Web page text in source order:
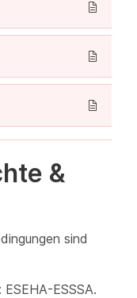
&
sind
ESSSA.